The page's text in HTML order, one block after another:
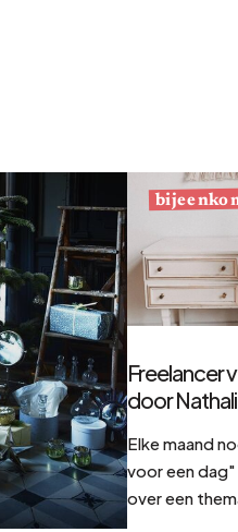
Freelancer
door
Elke maand
voor een
over een